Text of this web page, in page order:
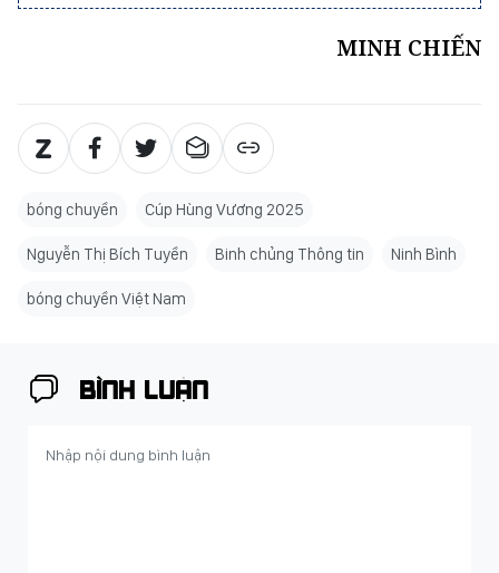
MINH CHIẾN
bóng chuyền Cúp Hùng Vương 2025
Nguyễn Thị Bích Tuyền Binh chủng Thông tin Ninh Bình
bóng chuyền Việt Nam
BÌNH LUẬN